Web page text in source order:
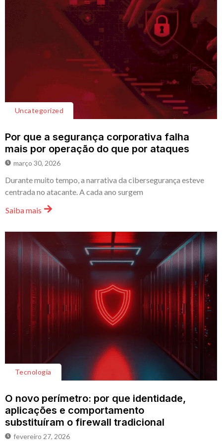
Uncategorized
Por que a segurança corporativa falha
mais por operação do que por ataques
março 30, 2026
Durante muito tempo, a narrativa da cibersegurança esteve
centrada no atacante. A cada ano surgem
Saiba mais
Tecnologia
O novo perímetro: por que identidade,
aplicações e comportamento
substituíram o firewall tradicional
fevereiro 27, 2026